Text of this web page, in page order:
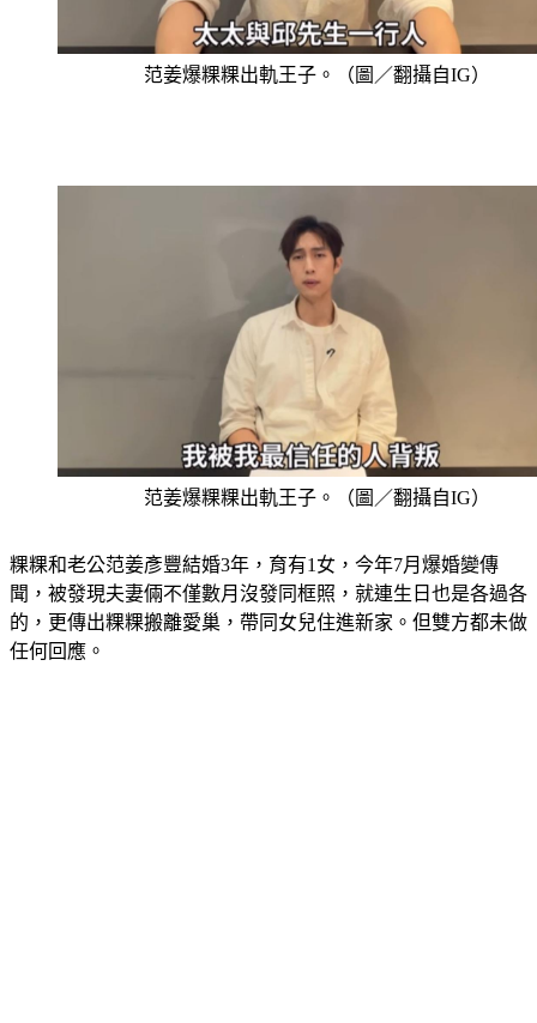
范姜爆粿粿出軌王子。（圖／翻攝自IG）
范姜爆粿粿出軌王子。（圖／翻攝自IG）
粿粿和老公范姜彥豐結婚3年，育有1女，今年7月爆婚變傳
聞，被發現夫妻倆不僅數月沒發同框照，就連生日也是各過各
的，更傳出粿粿搬離愛巢，帶同女兒住進新家。但雙方都未做
任何回應。